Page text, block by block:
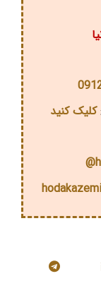
کلیک کنید